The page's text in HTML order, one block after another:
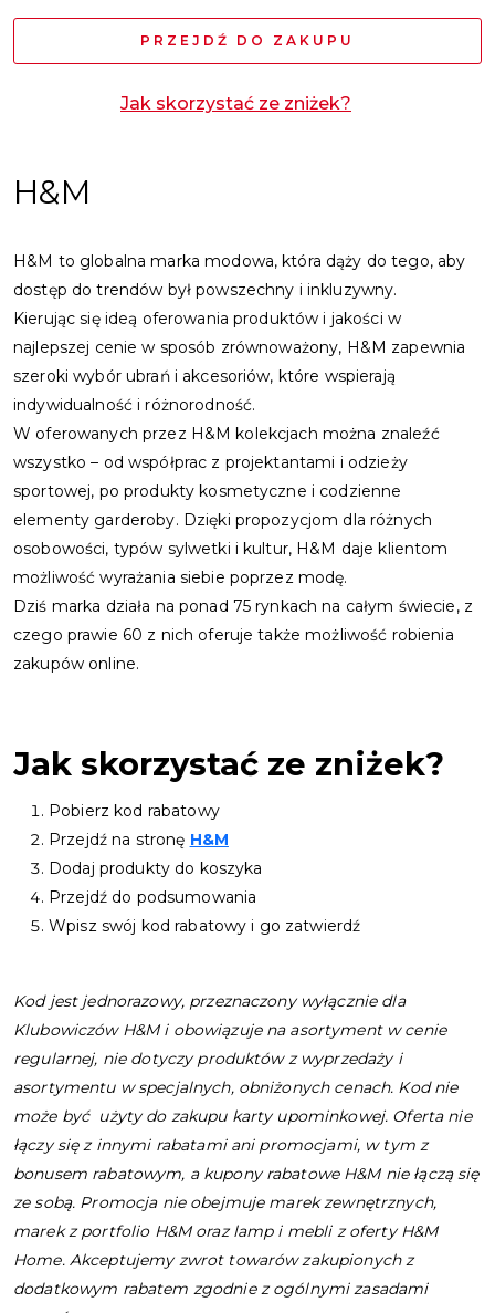
PRZEJDŹ DO ZAKUPU
Jak skorzystać ze zniżek?
H&M
H&M to globalna marka modowa, która dąży do tego, aby
dostęp do trendów był powszechny i inkluzywny.
Kierując się ideą oferowania produktów i jakości w
najlepszej cenie w sposób zrównoważony, H&M zapewnia
szeroki wybór ubrań i akcesoriów, które wspierają
indywidualność i różnorodność.
W oferowanych przez H&M kolekcjach można znaleźć
wszystko – od współprac z projektantami i odzieży
sportowej, po produkty kosmetyczne i codzienne
elementy garderoby. Dzięki propozycjom dla różnych
osobowości, typów sylwetki i kultur, H&M daje klientom
możliwość wyrażania siebie poprzez modę.
Dziś marka działa na ponad 75 rynkach na całym świecie, z
czego prawie 60 z nich oferuje także możliwość robienia
zakupów online.
Jak skorzystać ze zniżek?
Pobierz kod rabatowy
Przejdź na stronę H&M
Dodaj produkty do koszyka
Przejdź do podsumowania
Wpisz swój kod rabatowy i go zatwierdź
Kod jest jednorazowy, przeznaczony wyłącznie dla
Klubowiczów H&Mi obowiązuje na asortyment w cenie
regularnej, nie dotyczy produktów z wyprzedaży i
asortymentu w specjalnych, obniżonych cenach. Kod nie
może być użyty do zakupu karty upominkowej. Oferta nie
łączy się z innymi rabatami ani promocjami, w tym z
bonusem rabatowym, a kupony rabatowe H&Mnie łączą się
ze sobą. Promocja nie obejmuje marek zewnętrznych,
marek z portfolio H&Moraz lamp i mebli z ofertyH&M
Home. Akceptujemy zwrot towarów zakupionych z
dodatkowym rabatem zgodnie z ogólnymi zasadami